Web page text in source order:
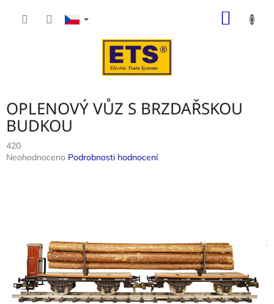
OPLENOVÝ VŮZ S BRZDAŘSKOU
BUDKOU
420
Průměrné
Neohodnoceno Podrobnosti hodnocení